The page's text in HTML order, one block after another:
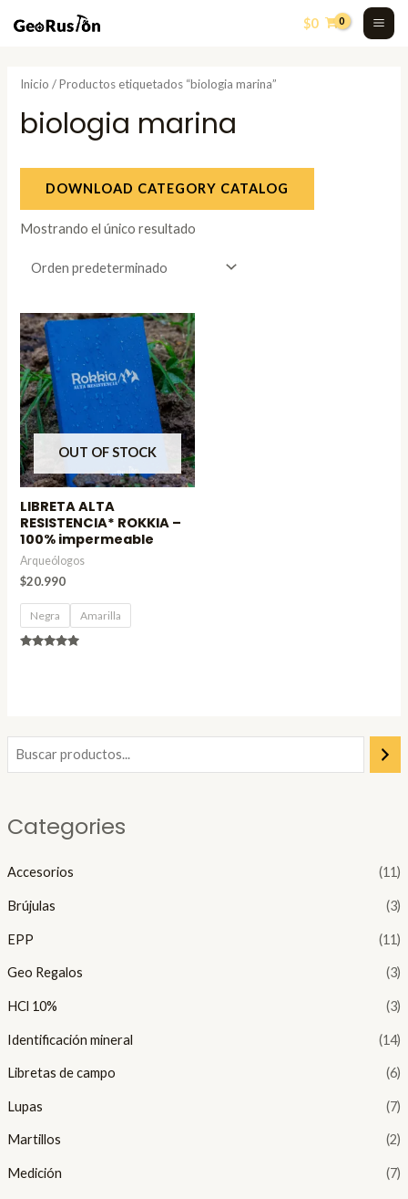
$0
Categories
Accesorios (11)
Brújulas (3)
EPP (11)
Geo Regalos (3)
HCl 10% (3)
Identificación mineral (14)
Libretas de campo (6)
Lupas (7)
Martillos (2)
Medición (7)
Inicio / Productos etiquetados “biologia marina”
biologia marina
DOWNLOAD CATEGORY CATALOG
Mostrando el único resultado
OUT OF STOCK
LIBRETA ALTA
RESISTENCIA* ROKKIA –
100% impermeable
Arqueólogos
$20.990
Negra Amarilla